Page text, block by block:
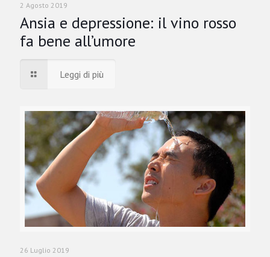
2 Agosto 2019
Ansia e depressione: il vino rosso
fa bene all’umore
Leggi di più
26 Luglio 2019